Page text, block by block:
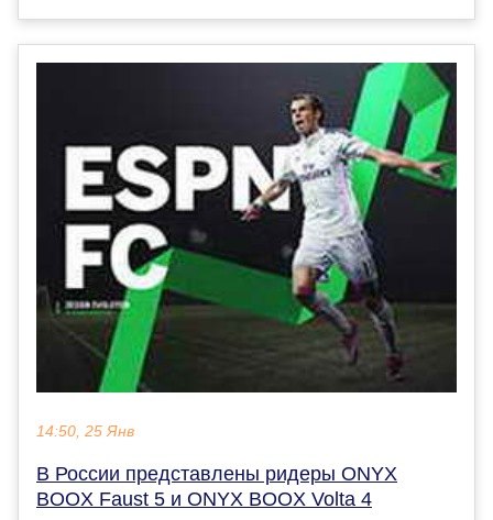
14:50, 25 Янв
В России представлены ридеры ONYX
BOOX Faust 5 и ONYX BOOX Volta 4